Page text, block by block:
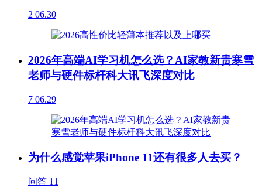
2 06.30
2026年高端AI学习机怎么选？AI家教新贵寒雪
老师与硬件标杆科大讯飞深度对比
7 06.29
为什么感觉苹果iPhone 11还有很多人去买？
问答 11